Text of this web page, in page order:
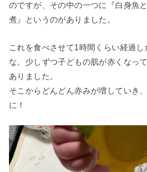
のですが、その中の一つに『白身魚
煮』というのがありました。
これを食べさせて1時間くらい経過
な。少しずつ子どもの肌が赤くなっ
ありました。
そこからどんどん赤みが増していき
に！